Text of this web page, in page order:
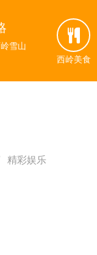
雪山
西岭美食
雪山
西岭美食
精彩娱乐